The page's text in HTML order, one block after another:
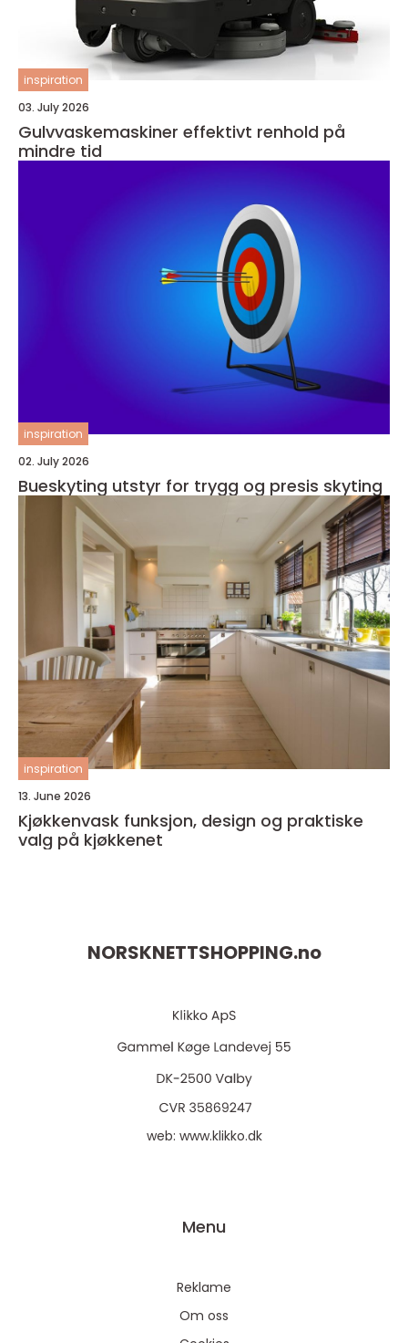
inspiration
03. July 2026
Gulvvaskemaskiner effektivt renhold på
mindre tid
inspiration
02. July 2026
Bueskyting utstyr for trygg og presis skyting
inspiration
13. June 2026
Kjøkkenvask funksjon, design og praktiske
valg på kjøkkenet
NORSKNETTSHOPPING.no
web: www.klikko.dk
Menu
Reklame
Om oss